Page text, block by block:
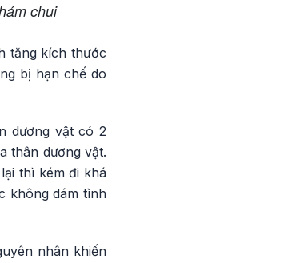
chui
tăng kích thước
bị hạn chế do
dương vật có 2
thân dương vật.
thì kém đi khá
không dám tình
nhân khiến